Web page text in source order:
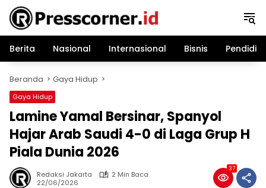
Langsung
konten
Berita
Nasional Internasional Bisnis
Beranda Gaya Hidup
Gaya Hidup
Lamine Yamal Bersinar, Spanyol
Hajar Arab Saudi 4-0 di Laga Grup H
Piala Dunia 2026
Redaksi Jakarta
2 Min Baca
22/06/2026
37